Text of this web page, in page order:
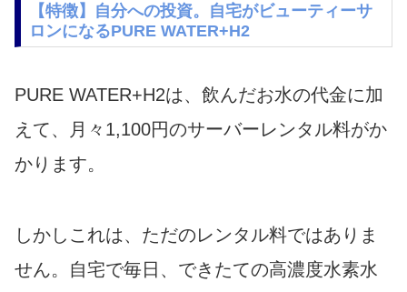
【特徴】自分への投資。自宅がビューティーサ
ロンになるPURE WATER+H2
PURE WATER+H2は、飲んだお水の代金に加
えて、月々1,100円のサーバーレンタル料がか
かります。
しかしこれは、ただのレンタル料ではありま
せん。自宅で毎日、できたての高濃度水素水